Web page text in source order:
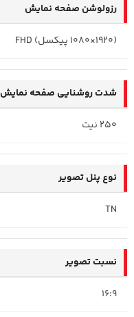
رزولوشن صفحه نمایش
(1920×1080 پیکسل) FHD
شدت روشنایی صفحه نمایش
250 نیت
نوع پنل تصویر
TN
نسبت تصویر
16:9